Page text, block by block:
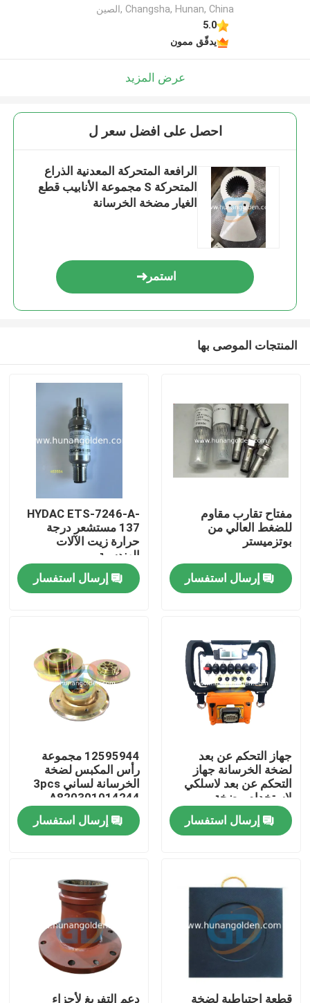
منتجات
معلومات عنا
رقابة جودة
اتصل بنا
اطلب اقتباس
قطع غيار مضخة الخرسانة
أنبوب توصيل مضخة الخرسانة
Changsha, Hunan, China ,الصين
5.0
يدقّق ممون
عرض المزيد
احصل على افضل سعر ل
الرافعة المتحركة المعدنية الذراع
المتحركة S مجموعة الأنابيب قطع
الغيار مضخة الخرسانة
استمر
المنتجات الموصى بها
مفتاح تقارب مقاوم
للضغط العالي من
بوتزميستر
إرسال استفسار
HYDAC ETS-7246-A-
137 مستشعر درجة
حرارة زيت الآلات
الهندسية
إرسال استفسار
جهاز التحكم عن بعد
لضخة الخرسانة جهاز
التحكم عن بعد لاسلكي
لاستخدام مضخة
الخرسانة ساني زومليون
بوتزماسترإرسال استفسار
12595944 مجموعة
رأس المكبس لضخة
الخرسانة لساني 3pcs
A820301014244
A820203001783
A820203001784
إرسال استفسار
قطعة احتياطية لضخة دعم التفريغ لأجزاء